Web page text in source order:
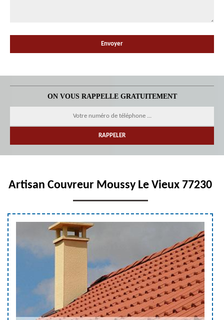
ON VOUS RAPPELLE GRATUITEMENT
Artisan Couvreur Moussy Le Vieux 77230